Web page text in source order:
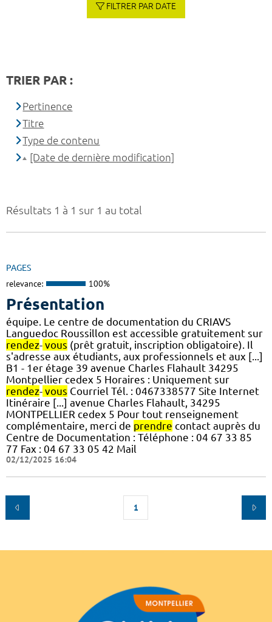
Résultats 1 à 1 sur 1 au total
PAGES
relevance: 100%
Présentation
équipe. Le centre de documentation du CRIAVS
Languedoc Roussillon est accessible gratuitement sur
rendez- vous (prêt gratuit, inscription obligatoire). Il
s'adresse aux étudiants, aux professionnels et aux [...]
B1 - 1er étage 39 avenue Charles Flahault 34295
Montpellier cedex 5 Horaires : Uniquement sur
rendez- vous Courriel Tél. : 0467338577 Site Internet
Itinéraire [...] avenue Charles Flahault, 34295
MONTPELLIER cedex 5 Pour tout renseignement
complémentaire, merci de prendre contact auprès du
Centre de Documentation : Téléphone : 04 67 33 85
77 Fax : 04 67 33 05 42 Mail
02/12/2025 16:04
1
FILTRER PAR DATE
TRIER PAR :
Pertinence
Titre
Type de contenu
[Date de dernière modification]